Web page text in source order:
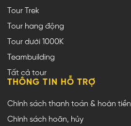
Tour Trek
Tour hang động
Tour dưới 1000K
Teambuilding
Tất cả tour
THÔNG TIN HỖ TRỢ
Chính sách thanh toán & hoàn tiền
Chính sách hoãn, hủy